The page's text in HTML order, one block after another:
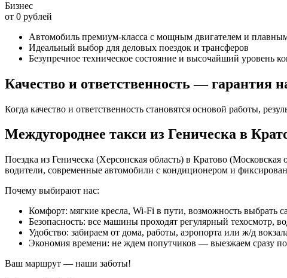
Бизнес
от 0 рублей
Автомобиль премиум-класса с мощным двигателем и
Идеальный выбор для деловых поездок и трансферов
Безупречное техническое состояние и высочайший уровень
Качество и ответственность — гарантия
Когда качество и ответственность становятся основой работы,
Междугороднее такси из Геническа в
Поездка из Геническа (Херсонская область) в Кратово
водители, современные автомобили с кондиционером и
Почему выбирают нас:
Комфорт: мягкие кресла, Wi-Fi в пути, возможность выбрать
Безопасность: все машины проходят регулярный техосмотр,
Удобство: забираем от дома, работы, аэропорта или ж/д
Экономия времени: не ждем попутчиков — выезжаем сразу
Ваш маршрут — наши заботы!